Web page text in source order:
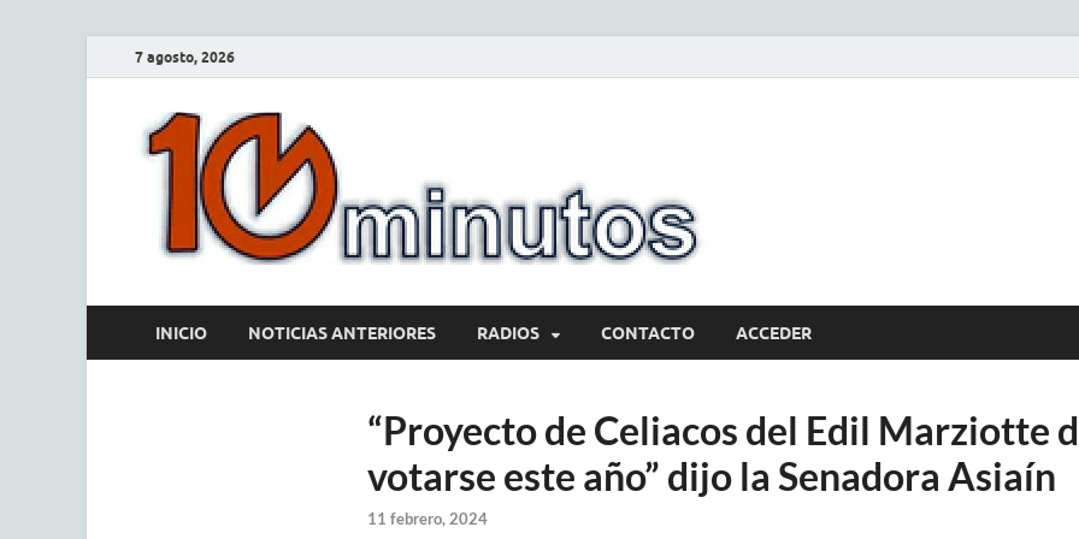
7 agosto, 2026
INICIO NOTICIAS ANTERIORES RADIOS CONTACTO ACCEDER
“Proyecto de Celiacos del Edil Marziotte
votarse este año” dijo la Senadora Asiaín
11 febrero, 2024